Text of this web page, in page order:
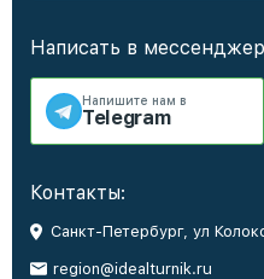
Написать в
Напишите нам в
Telegram
Контакты:
Санкт-Петербург, ул
region@idealturnik.ru